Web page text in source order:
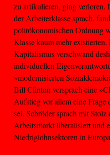
zu artikulieren, ging verloren.
der Arbeiterklasse sprach,
politökonomischen Ordnung
Klasse kaum mehr
Kapitalismus verschwand
individuellen
»modernisierten
Bill Clinton versprach eine
Aufstieg vor allem eine
sei. Schröder sprach mit Stolz
Arbeitsmarkt liberalisiert und
Niedriglohnsektoren in